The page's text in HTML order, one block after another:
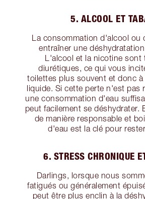
5. ALCOOL ET
La consommation d'alcool ou
entraîner une
L'alcool et la nicotine sont
diurétiques, ce qui vous
toilettes plus souvent et donc à
liquide. Si cette perte n'est pas
une consommation d'eau
peut facilement se déshydrater.
de manière responsable et
d'eau est la clé pour
6. STRESS CHRONIQUE
Darlings, lorsque nous
fatigués ou généralement
peut être plus enclin à la